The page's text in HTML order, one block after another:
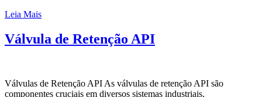
Leia Mais
Válvula de Retenção API
Válvulas de Retenção API As válvulas de retenção API são
componentes cruciais em diversos sistemas industriais,